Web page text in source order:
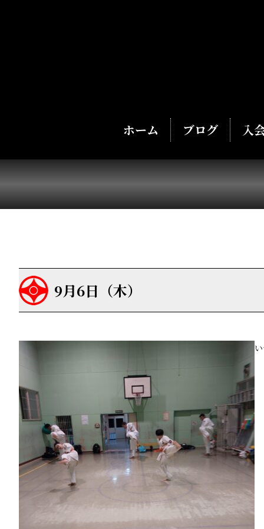
ホーム ブログ 入
9月6日（木）